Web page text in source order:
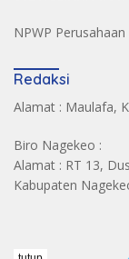
NPWP Perusahaan
Redaksi
Alamat : Maulafa,
Biro Nagekeo :
Alamat : RT 13,
Kabupaten